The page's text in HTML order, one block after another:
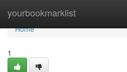
yourbookmarklist
Home
Home
1